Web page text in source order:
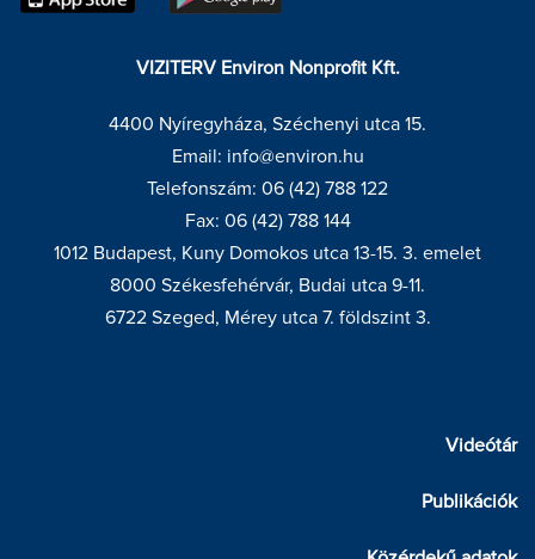
VIZITERV Environ Nonprofit Kft.
4400 Nyíregyháza, Széchenyi utca 15.
Email: info@environ.hu
Telefonszám: 06 (42) 788 122
Fax: 06 (42) 788 144
1012 Budapest, Kuny Domokos utca 13-15. 3. emelet
8000 Székesfehérvár, Budai utca 9-11.
6722 Szeged, Mérey utca 7. földszint 3.
Videótár
Publikációk